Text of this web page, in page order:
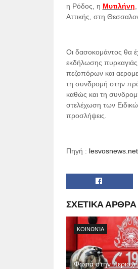
η Ρόδος, η Μυτιλήνη
Αττικής, στη
Οι δασοκομάντος θα
εκδήλωσης
πεζοπόρων και
τη συνδρομή στην
καθώς και τη
στελέχωση των
προσλήψεις.
Πηγή : lesvosnews.net
ΣΧΕΤΙΚΑ ΑΡΘΡΑ
ΚΟΙΝΩΝΊΑ
Φωτιά στην